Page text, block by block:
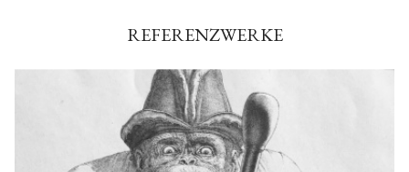
REFERENZWERKE